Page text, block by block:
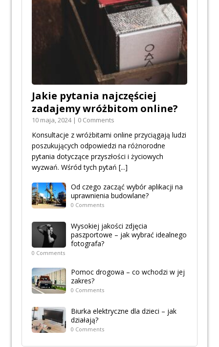
Jakie pytania najczęściej
zadajemy wróżbitom online?
10 maja, 2024 | 0 Comments
Konsultacje z wróżbitami online przyciągają ludzi
poszukujących odpowiedzi na różnorodne
pytania dotyczące przyszłości i życiowych
wyzwań. Wśród tych pytań [...]
Od czego zacząć wybór aplikacji na
uprawnienia budowlane?
0 Comments
Wysokiej jakości zdjęcia
paszportowe – jak wybrać idealnego
fotografa?
0 Comments
Pomoc drogowa – co wchodzi w jej
zakres?
0 Comments
Biurka elektryczne dla dzieci – jak
działają?
0 Comments